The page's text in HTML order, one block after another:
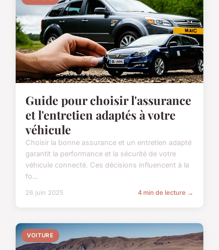
Guide pour choisir l'assurance
et l'entretien adaptés à votre
véhicule
Choisir la bonne assurance et un entretien adapté
garantit la performance et la sécurité de votre
véhicule connecté. Ces décisions influencent à la
fo...
26 juin 2025 4 min de lecture →
VOITURE